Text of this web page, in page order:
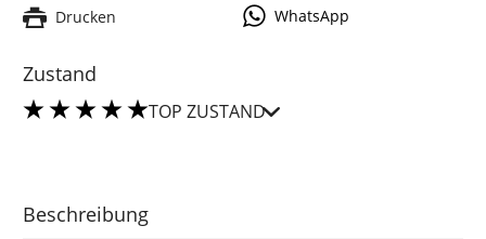
Drucken WhatsApp
Zustand
TOP ZUSTAND
Beschreibung